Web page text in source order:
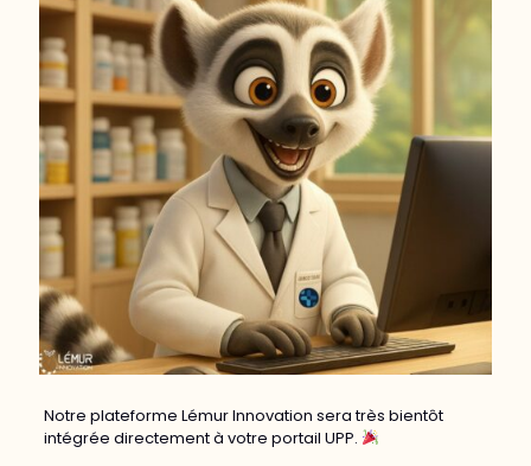
Notre plateforme Lémur Innovation sera très bientôt
intégrée directement à votre portail UPP.